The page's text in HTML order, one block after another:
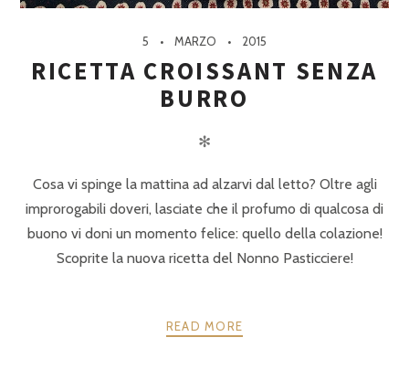
5 MARZO 2015
RICETTA CROISSANT SENZA
BURRO
✻
Cosa vi spinge la mattina ad alzarvi dal letto? Oltre agli
improrogabili doveri, lasciate che il profumo di qualcosa di
buono vi doni un momento felice: quello della colazione!
Scoprite la nuova ricetta del Nonno Pasticciere!
READ MORE